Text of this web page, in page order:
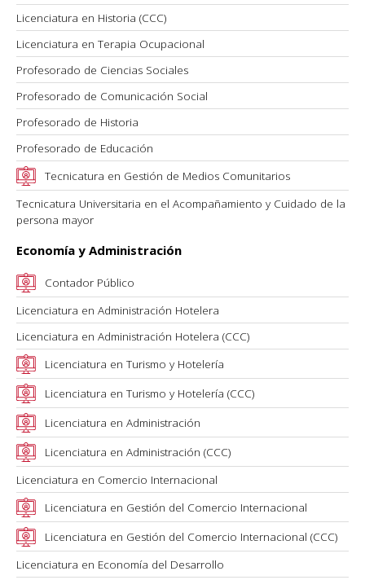
Licenciatura en Historia (CCC)
Licenciatura en Terapia Ocupacional
Profesorado de Ciencias Sociales
Profesorado de Comunicación Social
Profesorado de Historia
Profesorado de Educación
Tecnicatura en Gestión de Medios Comunitarios
Tecnicatura Universitaria en el Acompañamiento y Cuidado de la
persona mayor
Economía y Administración
Contador Público
Licenciatura en Administración Hotelera
Licenciatura en Administración Hotelera (CCC)
Licenciatura en Turismo y Hotelería
Licenciatura en Turismo y Hotelería (CCC)
Licenciatura en Administración
Licenciatura en Administración (CCC)
Licenciatura en Comercio Internacional
Licenciatura en Gestión del Comercio Internacional
Licenciatura en Gestión del Comercio Internacional (CCC)
Licenciatura en Economía del Desarrollo